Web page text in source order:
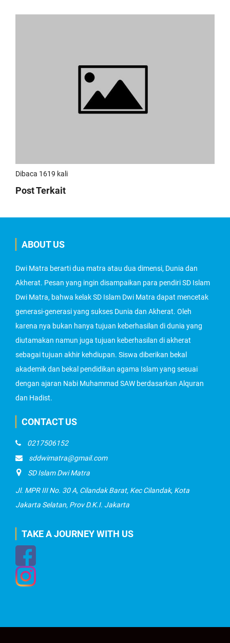
Dibaca 1619 kali
Post Terkait
ABOUT US
Dwi Matra berarti dua matra atau dua dimensi, Dunia dan
Akherat. Pesan yang ingin disampaikan para pendiri SD Islam
Dwi Matra, bahwa kelak SD Islam Dwi Matra dapat mencetak
generasi-generasi yang sukses Dunia dan Akherat. Oleh
karena nya bukan hanya tujuan keberhasilan di dunia yang
diutamakan namun juga tujuan keberhasilan di akherat
sebagai tujuan akhir kehdiupan. Siswa diberikan bekal
akademik dan bekal pendidikan agama Islam yang sesuai
dengan ajaran Nabi Muhammad SAW berdasarkan Alquran
dan Hadist.
CONTACT US
0217506152
sddwimatra@gmail.com
SD Islam Dwi Matra
Jl. MPR III No. 30 A, Cilandak Barat, Kec Cilandak, Kota
Jakarta Selatan, Prov D.K.I. Jakarta
TAKE A JOURNEY WITH US